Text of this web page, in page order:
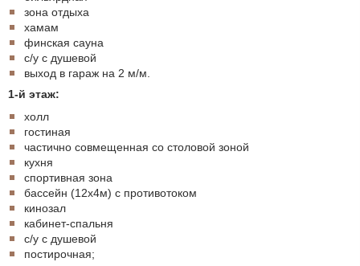
зона отдыха
хамам
финская сауна
с/у с душевой
выход в гараж на 2 м/м.
1-й этаж:
холл
гостиная
частично совмещенная со столовой зоной
кухня
спортивная зона
бассейн (12х4м) с противотоком
кинозал
кабинет-спальня
с/у с душевой
постирочная;